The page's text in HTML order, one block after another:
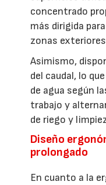
concentrado
más dirigida
zonas
Asimismo,
del caudal, lo
de agua según
trabajo y
de riego y
Diseño
prolongado
En cuanto a la